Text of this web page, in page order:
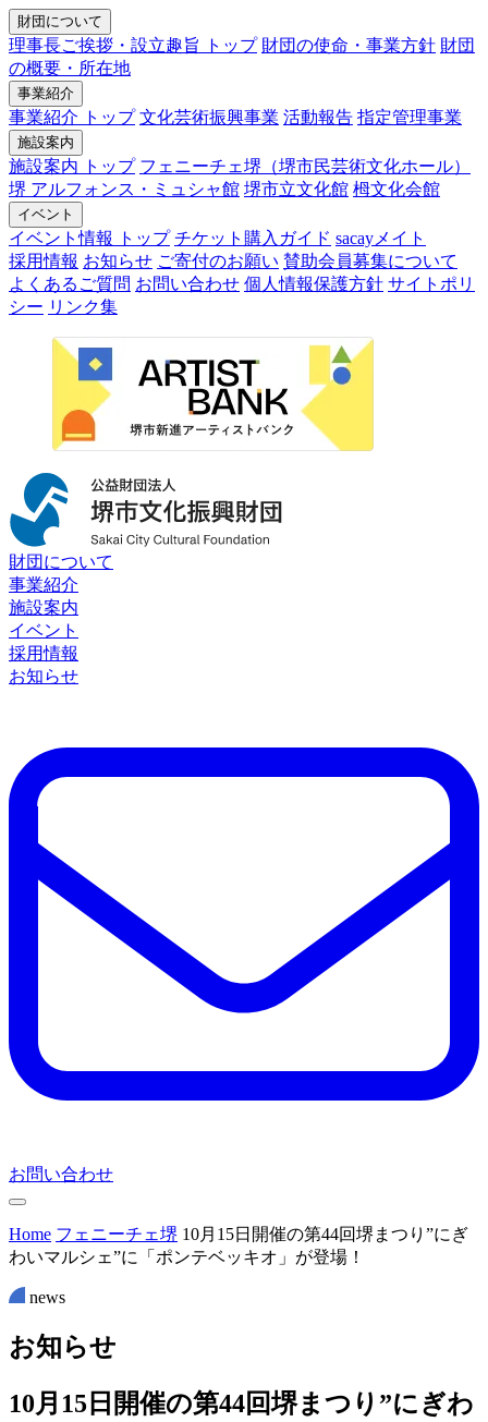
財団について
理事長ご挨拶・設立趣旨 トップ 財団の使命・事業方針 財団
の概要・所在地
事業紹介
事業紹介 トップ 文化芸術振興事業 活動報告 指定管理事業
施設案内
施設案内 トップ フェニーチェ堺（堺市民芸術文化ホール）
堺 アルフォンス・ミュシャ館 堺市立文化館 栂文化会館
イベント
イベント情報 トップ チケット購入ガイド sacayメイト
採用情報 お知らせ ご寄付のお願い 賛助会員募集について
よくあるご質問 お問い合わせ 個人情報保護方針 サイトポリ
シー リンク集
財団について
事業紹介
施設案内
イベント
採用情報
お知らせ
お問い合わせ
Home フェニーチェ堺 10月15日開催の第44回堺まつり”にぎ
わいマルシェ”に「ポンテベッキオ」が登場！
news
お知らせ
10月15日開催の第44回堺まつり”にぎわ